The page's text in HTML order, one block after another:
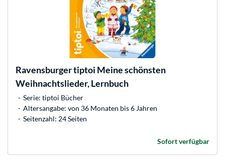
Ravensburgertiptoi Meine schönsten
Weihnachtslieder, Lernbuch
Serie: tiptoi Bücher
Altersangabe: von 36 Monaten bis 6 Jahren
Seitenzahl: 24 Seiten
Sofort verfügbar